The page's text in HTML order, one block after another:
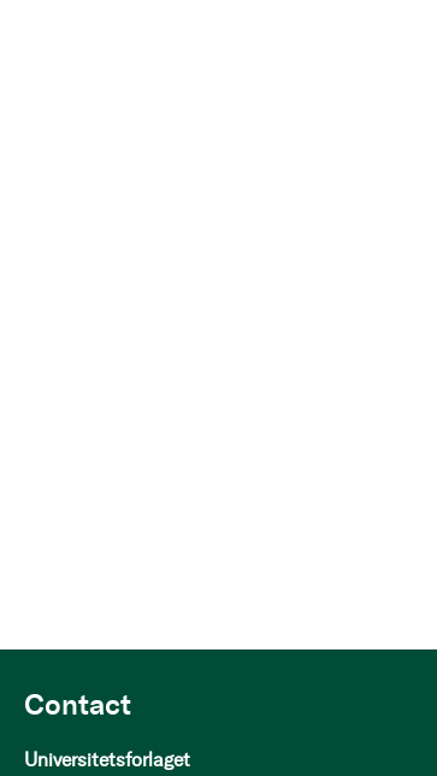
Contact
Universitetsforlaget